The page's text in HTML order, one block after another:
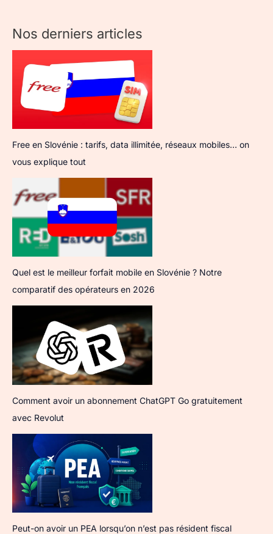
Nos derniers articles
Free en Slovénie : tarifs, data illimitée, réseaux mobiles… on
vous explique tout
Quel est le meilleur forfait mobile en Slovénie ? Notre
comparatif des opérateurs en 2026
Comment avoir un abonnement ChatGPT Go gratuitement
avec Revolut
Peut-on avoir un PEA lorsqu’on n’est pas résident fiscal